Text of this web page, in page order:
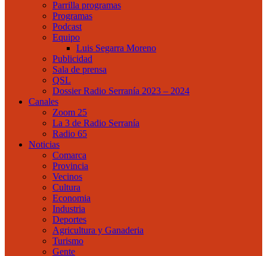
Parrilla programas
Programas
Podcast
Equipo
Luis Segarra Moreno
Publicidad
Sala de prensa
QSL
Dossier Radio Serranía 2023 – 2024
Canales
Zoom 25
La 3 de Radio Serranía
Radio 65
Noticias
Comarca
Provincia
Vecinos
Cultura
Economia
Industria
Deportes
Agricultura y Ganaderia
Turismo
Gente